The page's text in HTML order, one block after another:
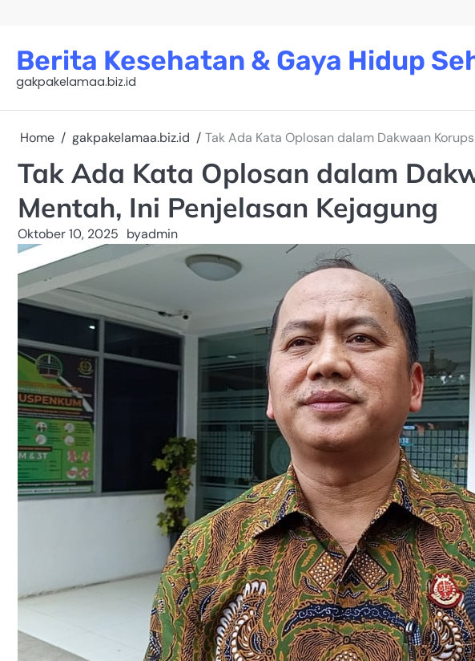
contentBerita Kesehatan & Gaya Hidup
gakpakelamaa.biz.id
Home gakpakelamaa.biz.id Tak Ada Kata Oplosan dalam Dakwaan
Tak Ada Kata Oplosan dalam
Mentah, Ini Penjelasan Kejagung
Oktober 10, 2025 byadmin